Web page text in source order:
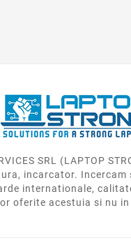
SRL (LAPTOP
incarcator. Incercam
internationale,
oferite acestuia si nu